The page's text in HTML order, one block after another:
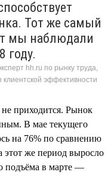
Тот же самый
мы наблюдали
году.
hh.ru по рынку труда,
клиентской эффективности
приходится. Рынок
В мае текущего
на 76% по сравнению
этот же период выросло
подъёма в марте —